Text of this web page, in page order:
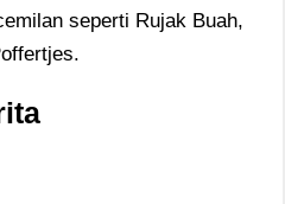
seperti Rujak Buah,